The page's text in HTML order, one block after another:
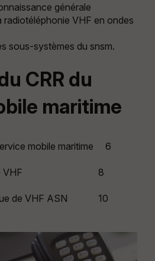
générale
radiotéléphonie VHF en ondes
sous-systèmes du snsm.
CRR du
maritime
mobile maritime 6
VHF 8
de VHF ASN 10